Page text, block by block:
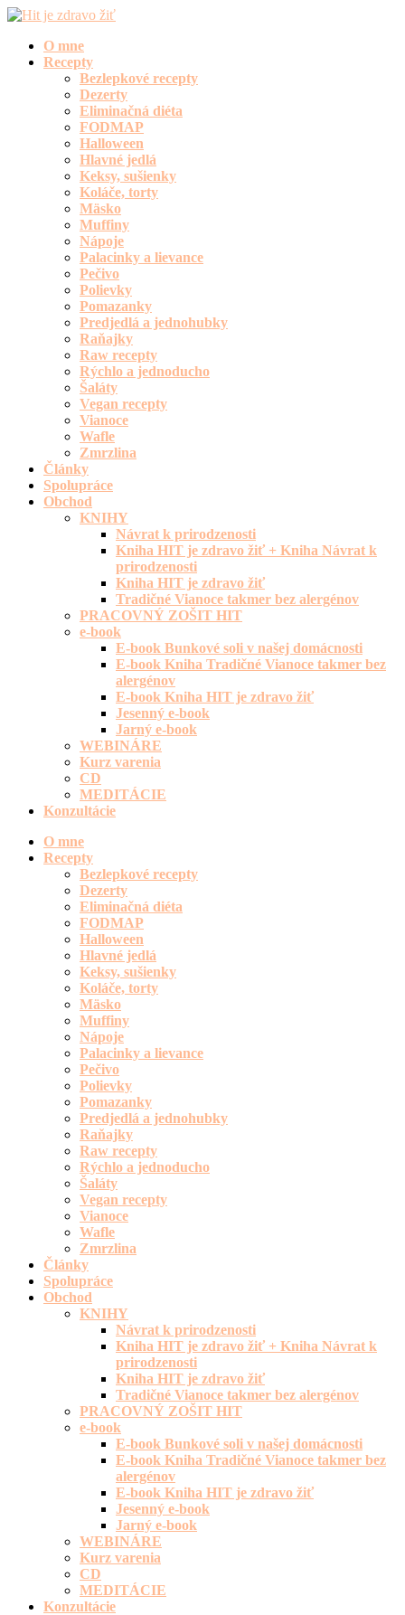
O mne
Recepty
Bezlepkové recepty
Dezerty
Eliminačná diéta
FODMAP
Halloween
Hlavné jedlá
Keksy, sušienky
Koláče, torty
Mäsko
Muffiny
Nápoje
Palacinky a lievance
Pečivo
Polievky
Pomazanky
Predjedlá a jednohubky
Raňajky
Raw recepty
Rýchlo a jednoducho
Šaláty
Vegan recepty
Vianoce
Wafle
Zmrzlina
Články
Spolupráce
Obchod
KNIHY
Návrat k prirodzenosti
Kniha HIT je zdravo žiť + Kniha Návrat k
prirodzenosti
Kniha HIT je zdravo žiť
Tradičné Vianoce takmer bez alergénov
PRACOVNÝ ZOŠIT HIT
e-book
E-book Bunkové soli v našej domácnosti
E-book Kniha Tradičné Vianoce takmer bez
alergénov
E-book Kniha HIT je zdravo žiť
Jesenný e-book
Jarný e-book
WEBINÁRE
Kurz varenia
CD
MEDITÁCIE
Konzultácie
O mne
Recepty
Bezlepkové recepty
Dezerty
Eliminačná diéta
FODMAP
Halloween
Hlavné jedlá
Keksy, sušienky
Koláče, torty
Mäsko
Muffiny
Nápoje
Palacinky a lievance
Pečivo
Polievky
Pomazanky
Predjedlá a jednohubky
Raňajky
Raw recepty
Rýchlo a jednoducho
Šaláty
Vegan recepty
Vianoce
Wafle
Zmrzlina
Články
Spolupráce
Obchod
KNIHY
Návrat k prirodzenosti
Kniha HIT je zdravo žiť + Kniha Návrat k
prirodzenosti
Kniha HIT je zdravo žiť
Tradičné Vianoce takmer bez alergénov
PRACOVNÝ ZOŠIT HIT
e-book
E-book Bunkové soli v našej domácnosti
E-book Kniha Tradičné Vianoce takmer bez
alergénov
E-book Kniha HIT je zdravo žiť
Jesenný e-book
Jarný e-book
WEBINÁRE
Kurz varenia
CD
MEDITÁCIE
Konzultácie